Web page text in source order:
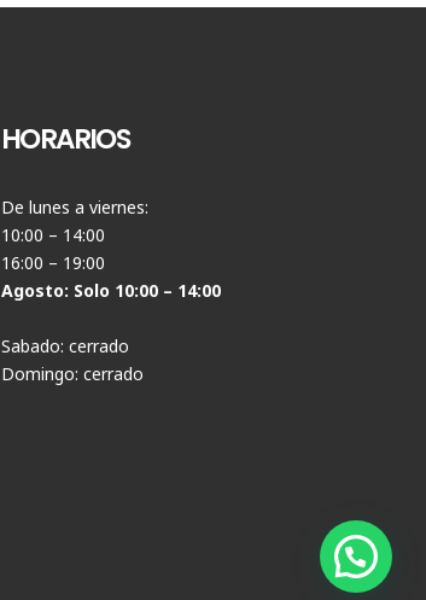
HORARIOS
De lunes a viernes:
10:00 – 14:00
16:00 – 19:00
Agosto: Solo 10:00 – 14:00
Sabado: cerrado
Domingo: cerrado